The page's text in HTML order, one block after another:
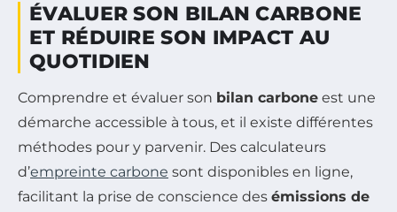
ÉVALUER SON BILAN CARBONE
ET RÉDUIRE SON IMPACT AU
QUOTIDIEN
Comprendre et évaluer son bilan carbone est une
démarche accessible à tous, et il existe différentes
méthodes pour y parvenir. Des calculateurs
d’empreinte carbone sont disponibles en ligne,
facilitant la prise de conscience des émissions de